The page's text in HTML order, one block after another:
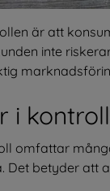
är att
inte
i
omfattar
Det betyder att